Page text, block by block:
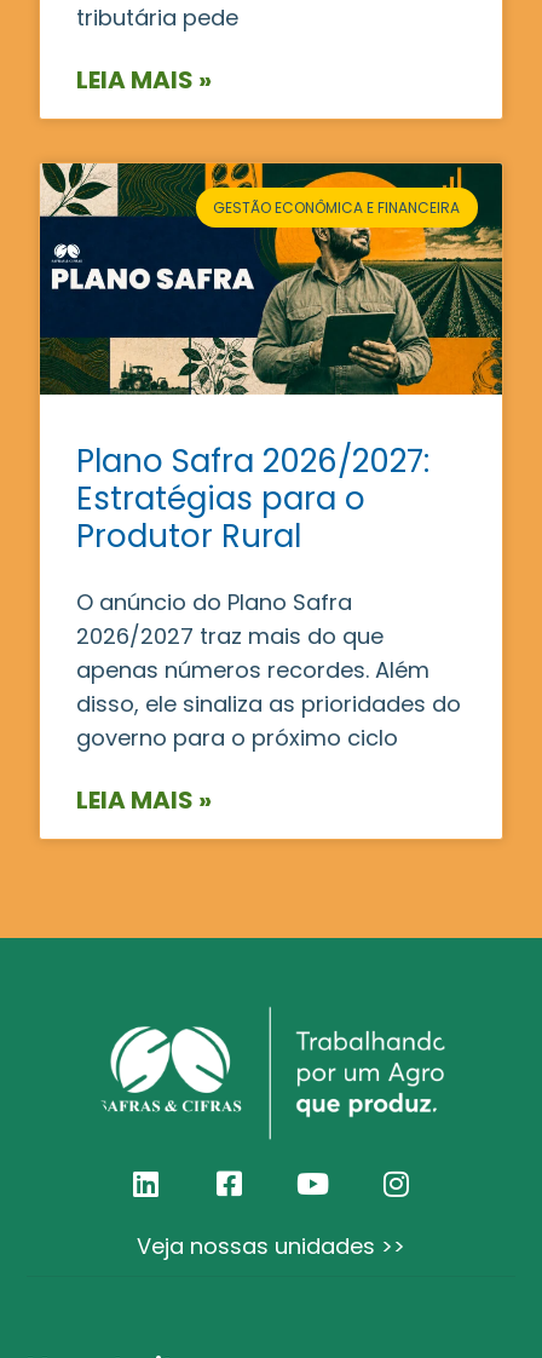
tributária pede
LEIA MAIS »
GESTÃO ECONÔMICA E FINANCEIRA
Plano Safra 2026/2027:
Estratégias para o
Produtor Rural
O anúncio do Plano Safra
2026/2027 traz mais do que
apenas números recordes. Além
disso, ele sinaliza as prioridades do
governo para o próximo ciclo
LEIA MAIS »
Veja nossas unidades >>